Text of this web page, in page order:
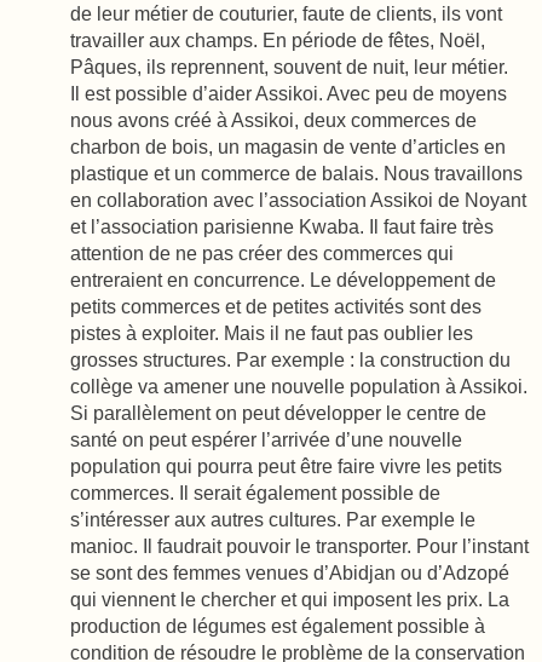
de leur métier de couturier, faute de clients, ils vont
travailler aux champs. En période de fêtes, Noël,
Pâques, ils reprennent, souvent de nuit, leur métier.
Il est possible d’aider Assikoi. Avec peu de moyens
nous avons créé à Assikoi, deux commerces de
charbon de bois, un magasin de vente d’articles en
plastique et un commerce de balais. Nous travaillons
en collaboration avec l’association Assikoi de Noyant
et l’association parisienne Kwaba. Il faut faire très
attention de ne pas créer des commerces qui
entreraient en concurrence. Le développement de
petits commerces et de petites activités sont des
pistes à exploiter. Mais il ne faut pas oublier les
grosses structures. Par exemple : la construction du
collège va amener une nouvelle population à Assikoi.
Si parallèlement on peut développer le centre de
santé on peut espérer l’arrivée d’une nouvelle
population qui pourra peut être faire vivre les petits
commerces. Il serait également possible de
s’intéresser aux autres cultures. Par exemple le
manioc. Il faudrait pouvoir le transporter. Pour l’instant
se sont des femmes venues d’Abidjan ou d’Adzopé
qui viennent le chercher et qui imposent les prix. La
production de légumes est également possible à
condition de résoudre le problème de la conservation